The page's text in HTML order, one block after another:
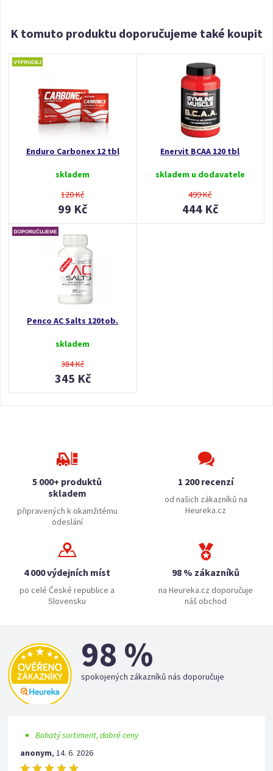
K tomuto produktu doporučujeme také koupit
Enduro Carbonex 12 tbl
skladem
120 Kč
99 Kč
Enervit BCAA 120 tbl
skladem u dodavatele
499 Kč
444 Kč
Penco AC Salts 120tob.
skladem
384 Kč
345 Kč
5 000+ produktů
skladem
připravených k okamžitému
odeslání
1 200 recenzí
od našich zákazníků na
Heureka.cz
4 000 výdejních míst
po celé České republice a
Slovensku
98 % zákazníků
na Heureka.cz doporučuje
náš obchod
98 %
spokojených zákazníků nás doporučuje
Bohatý sortiment, dobré ceny
anonym,14. 6. 2026